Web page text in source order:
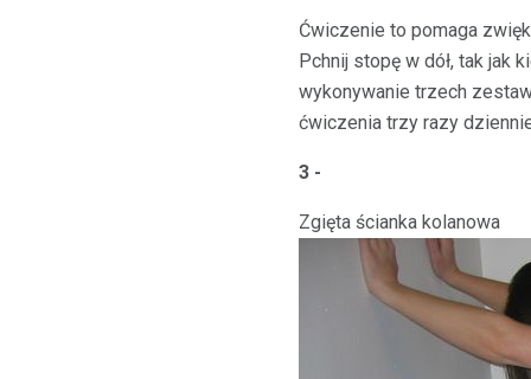
Ćwiczenie to pomaga
Pchnij stopę w dół, tak jak
wykonywanie trzech
ćwiczenia trzy razy
3 -
Zgięta ścianka kolanowa